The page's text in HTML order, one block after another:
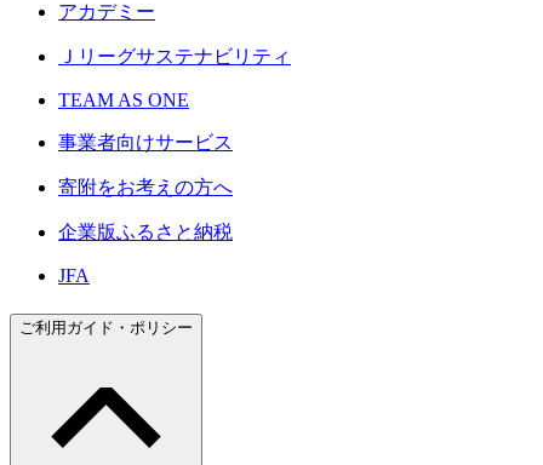
アカデミー
Ｊリーグサステナビリティ
TEAM AS ONE
事業者向けサービス
寄附をお考えの方へ
企業版ふるさと納税
JFA
ご利用ガイド・ポリシー